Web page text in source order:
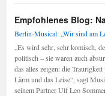
Empfohlenes Blog:
Berlin-Musical: „Wir sind am
„Es wird sehr, sehr komisch,
politisch – sie waren auch
das alles zeigen: die
Lärm und das Leise“, sagt
seinem Partner Ulf Leo